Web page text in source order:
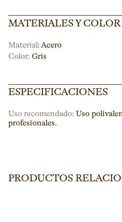
MATERIALES Y COLOR
Material: Acero
Color: Gris
ESPECIFICACIONES
Uso recomendado: Uso
profesionales.
PRODUCTOS